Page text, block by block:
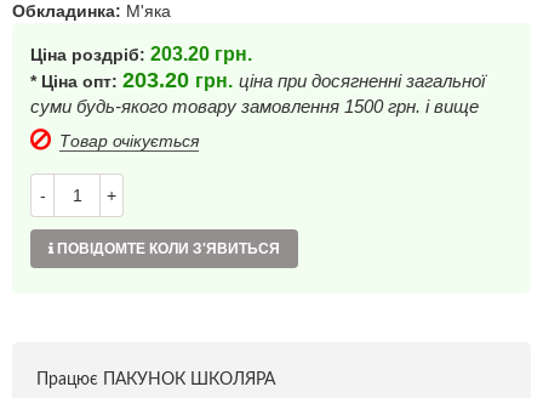
Обкладинка: М'яка
Ціна роздріб: 203.20 грн.
* Ціна опт: 203.20 грн. ціна при досягненні загальної
суми будь-якого товару замовлення 1500 грн. і вище
Товар очікується
- +
ПОВІДОМТЕ КОЛИ З'ЯВИТЬСЯ
Працює ПАКУНОК ШКОЛЯРА